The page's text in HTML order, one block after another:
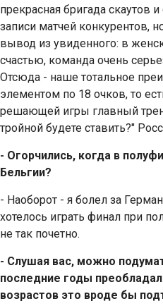
прекрасная бригада скаутов
записи матчей конкурентов,
вывод из увиденного: в
счастью, команда очень
Отсюда - наше тотальное
элементом по 18 очков, то
решающей игры главный
тройной будете ставить?"
- Огорчились, когда в
Бельгии?
- Наоборот - я болел за
хотелось играть финал при
не так почетно.
- Слушая вас, можно
последние годы
возрастов это вроде бы